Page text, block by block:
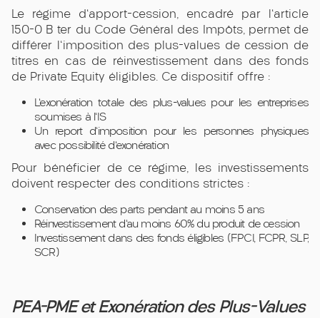
Le régime d'apport-cession, encadré par l'article
150-0 B ter du Code Général des Impôts, permet de
différer l'imposition des plus-values de cession de
titres en cas de réinvestissement dans des fonds
de Private Equity éligibles. Ce dispositif offre :
L'exonération totale des plus-values pour les entreprises
soumises à l'IS
Un report d'imposition pour les personnes physiques
avec possibilité d'exonération
Pour bénéficier de ce régime, les investissements
doivent respecter des conditions strictes :
Conservation des parts pendant au moins 5 ans
Réinvestissement d'au moins 60% du produit de cession
Investissement dans des fonds éligibles (FPCI, FCPR, SLP,
SCR)
PEA-PME et Exonération des Plus-Values